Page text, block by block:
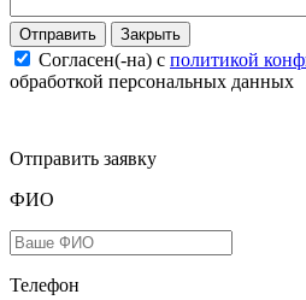
Закрыть
Согласен(-на) c политикой
обработкой персональных данных
Отправить заявку
ФИО
Телефон